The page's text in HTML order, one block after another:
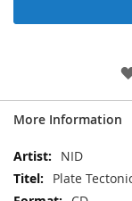
More Information
More
Information
NID
Plate